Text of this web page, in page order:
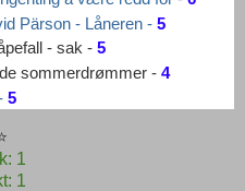
Pärson - Låneren - 5
- sak - 5
sommerdrømmer - 4
5
1
1